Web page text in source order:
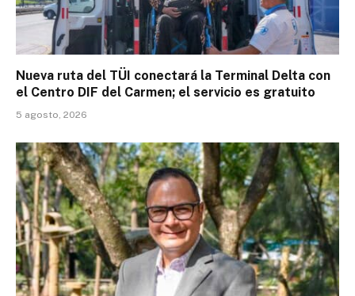
Nueva ruta del TÜI conectará la Terminal Delta con
el Centro DIF del Carmen; el servicio es gratuito
5 agosto, 2026